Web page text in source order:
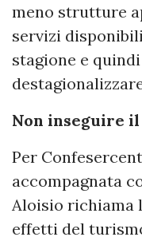
meno strutture
servizi
stagione e
Non inseguire
Per
accompagnata
Aloisio richiama
effetti del